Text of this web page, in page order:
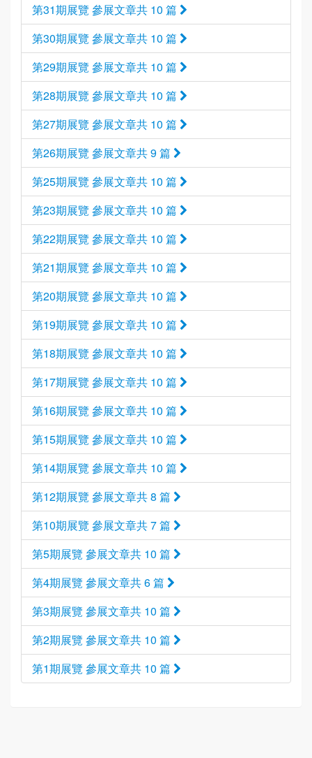
第31期展覽 參展文章共 10 篇
第30期展覽 參展文章共 10 篇
第29期展覽 參展文章共 10 篇
第28期展覽 參展文章共 10 篇
第27期展覽 參展文章共 10 篇
第26期展覽 參展文章共 9 篇
第25期展覽 參展文章共 10 篇
第23期展覽 參展文章共 10 篇
第22期展覽 參展文章共 10 篇
第21期展覽 參展文章共 10 篇
第20期展覽 參展文章共 10 篇
第19期展覽 參展文章共 10 篇
第18期展覽 參展文章共 10 篇
第17期展覽 參展文章共 10 篇
第16期展覽 參展文章共 10 篇
第15期展覽 參展文章共 10 篇
第14期展覽 參展文章共 10 篇
第12期展覽 參展文章共 8 篇
第10期展覽 參展文章共 7 篇
第5期展覽 參展文章共 10 篇
第4期展覽 參展文章共 6 篇
第3期展覽 參展文章共 10 篇
第2期展覽 參展文章共 10 篇
第1期展覽 參展文章共 10 篇